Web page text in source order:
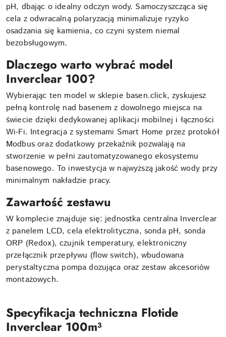
pH, dbając o idealny odczyn wody. Samoczyszcząca się
cela z odwracalną polaryzacją minimalizuje ryzyko
osadzania się kamienia, co czyni system niemal
bezobsługowym.
Dlaczego warto wybrać model
Inverclear 100?
Wybierając ten model w sklepie basen.click, zyskujesz
pełną kontrolę nad basenem z dowolnego miejsca na
świecie dzięki dedykowanej aplikacji mobilnej i łączności
Wi-Fi. Integracja z systemami Smart Home przez protokół
Modbus oraz dodatkowy przekaźnik pozwalają na
stworzenie w pełni zautomatyzowanego ekosystemu
basenowego. To inwestycja w najwyższą jakość wody przy
minimalnym nakładzie pracy.
Zawartość zestawu
W komplecie znajduje się: jednostka centralna Inverclear
z panelem LCD, cela elektrolityczna, sonda pH, sonda
ORP (Redox), czujnik temperatury, elektroniczny
przełącznik przepływu (flow switch), wbudowana
perystaltyczna pompa dozująca oraz zestaw akcesoriów
montażowych.
Specyfikacja techniczna Flotide
Inverclear 100m³